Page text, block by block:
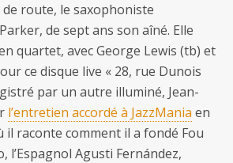
route, le saxophoniste
de sept ans son aîné. Elle
quartet, avec George Lewis (tb) et
ce disque live « 28, rue Dunois
par un autre illuminé, Jean-
l’entretien accordé à JazzMania en
il raconte comment il a fondé Fou
l’Espagnol Agusti Fernández,